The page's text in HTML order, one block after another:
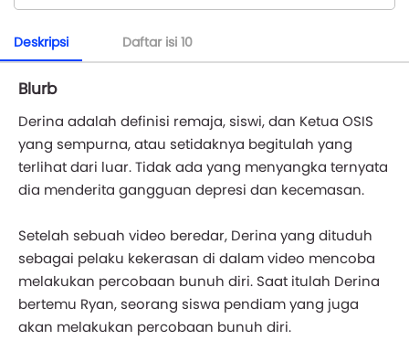
Deskripsi Daftar isi 10
Blurb
Derina adalah definisi remaja, siswi, dan Ketua OSIS
yang sempurna, atau setidaknya begitulah yang
terlihat dari luar. Tidak ada yang menyangka ternyata
dia menderita gangguan depresi dan kecemasan.
Setelah sebuah video beredar, Derina yang dituduh
sebagai pelaku kekerasan di dalam video mencoba
melakukan percobaan bunuh diri. Saat itulah Derina
bertemu Ryan, seorang siswa pendiam yang juga
akan melakukan percobaan bunuh diri.